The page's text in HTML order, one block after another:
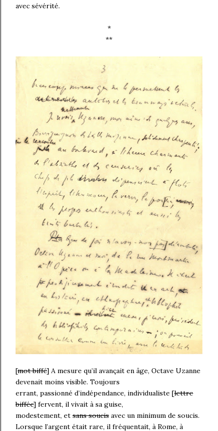
avec sévérité.
*
**
[mot biffé] A mesure qu’il avançait en âge, Octave Uzanne
devenait moins visible. Toujours
errant, passionné d’indépendance, individualiste [lettre
biffée] fervent, il vivait à sa guise,
modestement, et sans soucis avec un minimum de soucis.
Lorsque l’argent était rare, il fréquentait, à Rome, à